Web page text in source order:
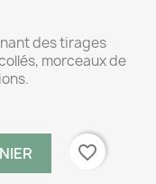
des tirages
morceaux de
favorite_border